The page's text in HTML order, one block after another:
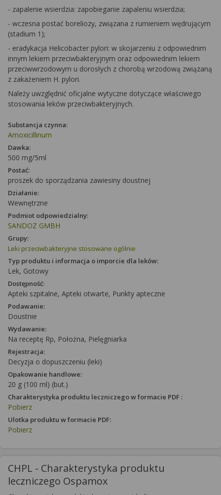
- zapalenie wsierdzia: zapobieganie zapaleniu wsierdzia;
- wczesna postać boreliozy, związana z rumieniem wędrującym
(stadium 1);
- eradykacja Helicobacter pylori: w skojarzeniu z odpowiednim
innym lekiem przeciwbakteryjnym oraz odpowiednim lekiem
przeciwwrzodowym u dorosłych z chorobą wrzodową związaną
z zakażeniem H. pylori.
Należy uwzględnić oficjalne wytyczne dotyczące właściwego
stosowania leków przeciwbakteryjnych.
Substancja czynna:
Amoxicillinum
Dawka:
500 mg/5ml
Postać:
proszek do sporządzania zawiesiny doustnej
Działanie:
Wewnętrzne
Podmiot odpowiedzialny:
SANDOZ GMBH
Grupy:
Leki przeciwbakteryjne stosowane ogólnie
Typ produktu i informacja o imporcie dla leków:
Lek, Gotowy
Dostępność:
Apteki szpitalne, Apteki otwarte, Punkty apteczne
Podawanie:
Doustnie
Wydawanie:
Na receptę Rp, Położna, Pielęgniarka
Rejestracja:
Decyzja o dopuszczeniu (leki)
Opakowanie handlowe:
20 g (100 ml) (but.)
Charakterystyka produktu leczniczego w formacie PDF :
Pobierz
Ulotka produktu w formacie PDF:
Pobierz
CHPL - Charakterystyka produktu
leczniczego Ospamox